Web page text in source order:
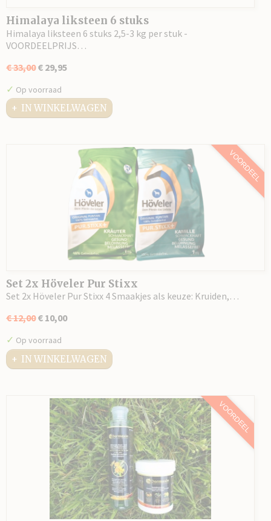
Himalaya liksteen 6 stuks
Himalaya liksteen 6 stuks 2,5-3 kg per stuk -
VOORDEELPRIJS…
€ 33,00 € 29,95
✓ Op voorraad
IN WINKELWAGEN
VOORDEEL
Set 2x Höveler Pur Stixx
Set 2x Höveler Pur Stixx 4 Smaakjes als keuze: Kruiden,…
€ 12,00 € 10,00
✓ Op voorraad
IN WINKELWAGEN
VOORDEEL